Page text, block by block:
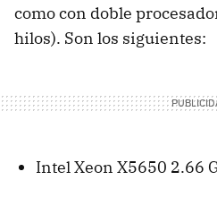
como con doble
hilos). Son los siguientes:
Intel Xeon X5650 2.66